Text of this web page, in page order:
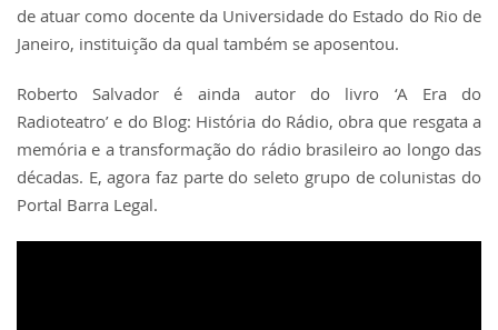
de atuar como docente da Universidade do Estado do Rio de
Janeiro, instituição da qual também se aposentou.
Roberto Salvador é ainda autor do livro ‘A Era do
Radioteatro’ e do Blog: História do Rádio, obra que resgata a
memória e a transformação do rádio brasileiro ao longo das
décadas. E, agora faz parte do seleto grupo de colunistas do
Portal Barra Legal.